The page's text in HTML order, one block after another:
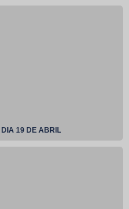
19 DE ABRIL